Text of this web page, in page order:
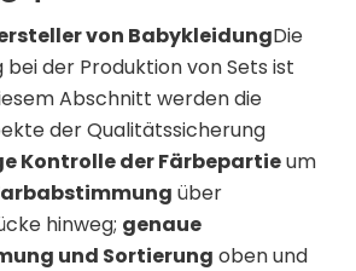
von BabykleidungDie
der Produktion von Sets ist
Abschnitt werden die
der Qualitätssicherung
Kontrolle der Färbepartieum
über
hinweg; genaue
und Sortierung oben und